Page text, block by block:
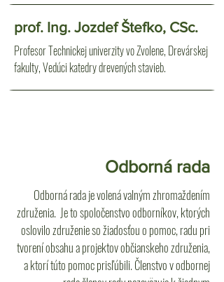
prof. Ing. Jozdef Štefko, CSc.
Profesor Technickej univerzity vo Zvolene, Drevárskej
fakulty, Vedúci katedry drevených stavieb.
Odborná rada
Odborná rada je volená valným zhromaždením
združenia. Je to spoločenstvo odborníkov, ktorých
oslovilo združenie so žiadosťou o pomoc, radu pri
tvorení obsahu a projektov občianskeho združenia,
a ktorí túto pomoc prisľúbili. Členstvo v odbornej